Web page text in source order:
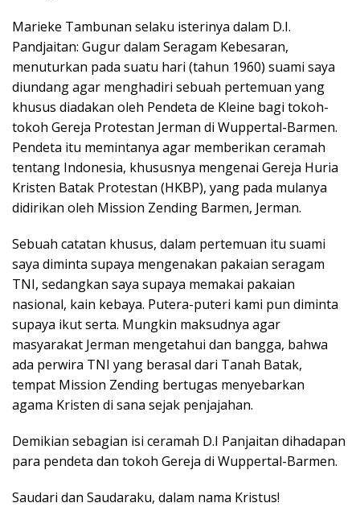
Marieke Tambunan selaku isterinya dalam D.I.
Pandjaitan: Gugur dalam Seragam Kebesaran,
menuturkan pada suatu hari (tahun 1960) suami saya
diundang agar menghadiri sebuah pertemuan yang
khusus diadakan oleh Pendeta de Kleine bagi tokoh-
tokoh Gereja Protestan Jerman di Wuppertal-Barmen.
Pendeta itu memintanya agar memberikan ceramah
tentang Indonesia, khususnya mengenai Gereja Huria
Kristen Batak Protestan (HKBP), yang pada mulanya
didirikan oleh Mission Zending Barmen, Jerman.
Sebuah catatan khusus, dalam pertemuan itu suami
saya diminta supaya mengenakan pakaian seragam
TNI, sedangkan saya supaya memakai pakaian
nasional, kain kebaya. Putera-puteri kami pun diminta
supaya ikut serta. Mungkin maksudnya agar
masyarakat Jerman mengetahui dan bangga, bahwa
ada perwira TNI yang berasal dari Tanah Batak,
tempat Mission Zending bertugas menyebarkan
agama Kristen di sana sejak penjajahan.
Demikian sebagian isi ceramah D.I Panjaitan dihadapan
para pendeta dan tokoh Gereja di Wuppertal-Barmen.
Saudari dan Saudaraku, dalam nama Kristus!